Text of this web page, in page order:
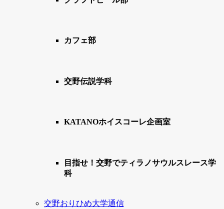
カフェ部
交野伝説学科
KATANOホイスコーレ企画室
目指せ！交野でティラノサウルスレース学
科
交野おりひめ大学通信